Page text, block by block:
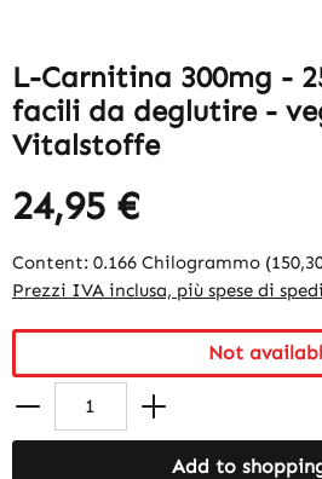
L-Carnitina 300mg -
facili da deglutire -
Vitalstoffe
24,95 €
Content: 0.166 Chilogrammo
Prezzi IVA inclusa, più spese di
Not
Add to